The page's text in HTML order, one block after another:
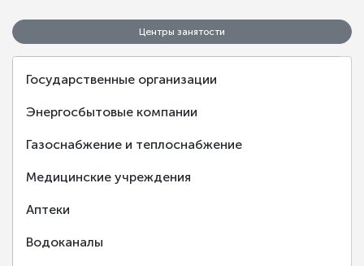
Центры занятости
Государственные организации
Энергосбытовые компании
Газоснабжение и теплоснабжение
Медицинские учреждения
Аптеки
Водоканалы
Центр занятости населения города Балаково
‹